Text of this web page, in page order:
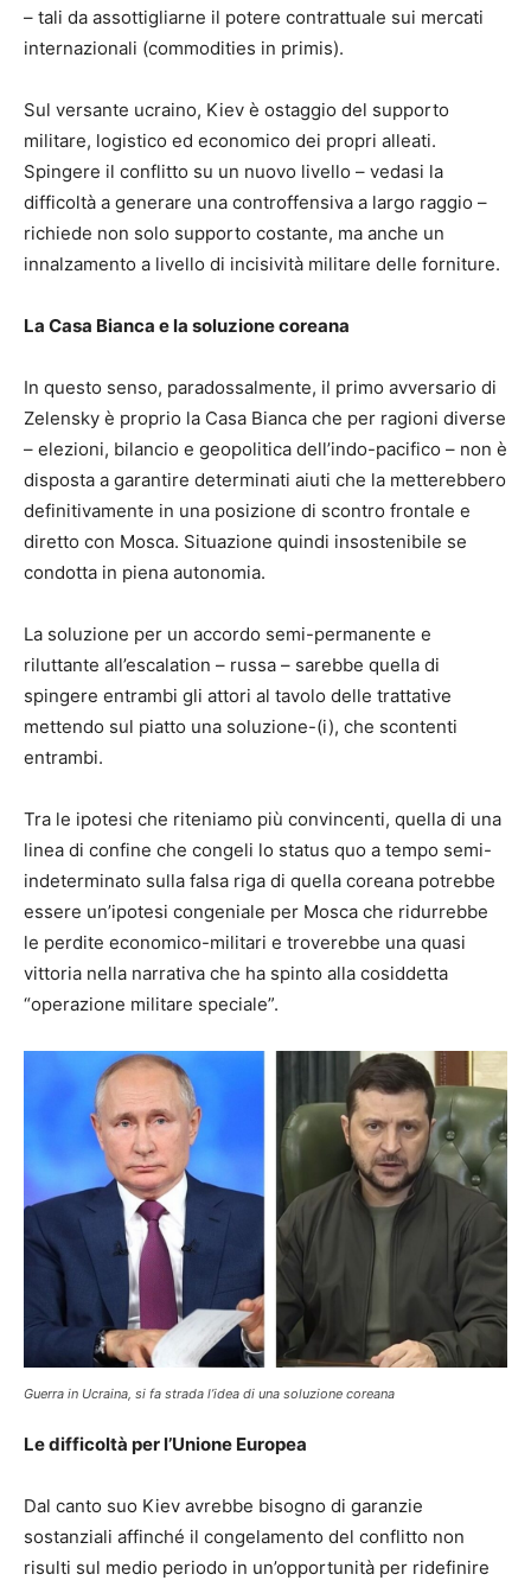
– tali da assottigliarne il potere contrattuale sui mercati
internazionali (commodities in primis).
Sul versante ucraino, Kiev è ostaggio del supporto
militare, logistico ed economico dei propri alleati.
Spingere il conflitto su un nuovo livello – vedasi la
difficoltà a generare una controffensiva a largo raggio –
richiede non solo supporto costante, ma anche un
innalzamento a livello di incisività militare delle forniture.
La Casa Bianca e la soluzione coreana
In questo senso, paradossalmente, il primo avversario di
Zelensky è proprio la Casa Bianca che per ragioni diverse
– elezioni, bilancio e geopolitica dell’indo-pacifico – non è
disposta a garantire determinati aiuti che la metterebbero
definitivamente in una posizione di scontro frontale e
diretto con Mosca. Situazione quindi insostenibile se
condotta in piena autonomia.
La soluzione per un accordo semi-permanente e
riluttante all’escalation – russa – sarebbe quella di
spingere entrambi gli attori al tavolo delle trattative
mettendo sul piatto una soluzione-(i), che scontenti
entrambi.
Tra le ipotesi che riteniamo più convincenti, quella di una
linea di confine che congeli lo status quo a tempo semi-
indeterminato sulla falsa riga di quella coreana potrebbe
essere un’ipotesi congeniale per Mosca che ridurrebbe
le perdite economico-militari e troverebbe una quasi
vittoria nella narrativa che ha spinto alla cosiddetta
“operazione militare speciale”.
Guerra in Ucraina, si fa strada l’idea di una soluzione coreana
Le difficoltà per l’Unione Europea
Dal canto suo Kiev avrebbe bisogno di garanzie
sostanziali affinché il congelamento del conflitto non
risulti sul medio periodo in un’opportunità per ridefinire